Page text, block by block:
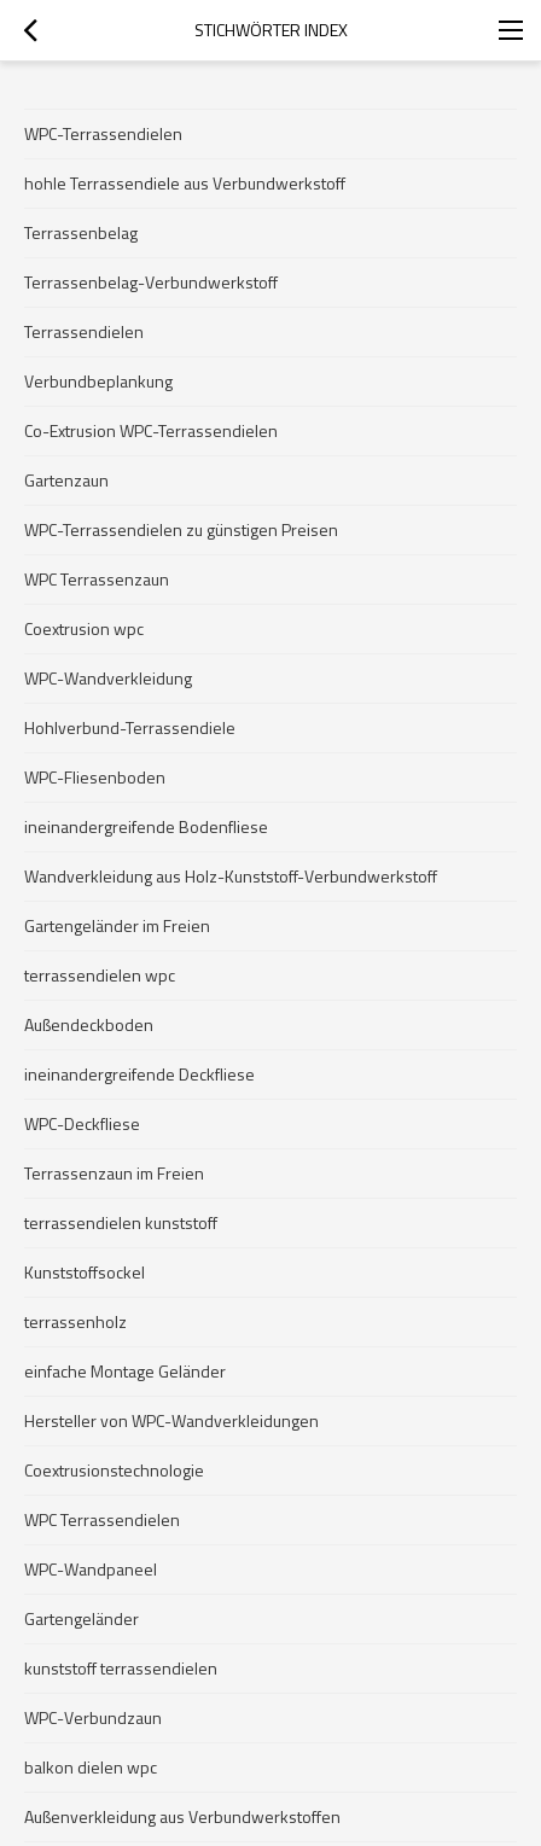
STICHWÖRTER INDEX
WPC-Terrassendielen
hohle Terrassendiele aus Verbundwerkstoff
Terrassenbelag
Terrassenbelag-Verbundwerkstoff
Terrassendielen
Verbundbeplankung
Co-Extrusion WPC-Terrassendielen
Gartenzaun
WPC-Terrassendielen zu günstigen Preisen
WPC Terrassenzaun
Coextrusion wpc
WPC-Wandverkleidung
Hohlverbund-Terrassendiele
WPC-Fliesenboden
ineinandergreifende Bodenfliese
Wandverkleidung aus Holz-Kunststoff-Verbundwerkstoff
Gartengeländer im Freien
terrassendielen wpc
Außendeckboden
ineinandergreifende Deckfliese
WPC-Deckfliese
Terrassenzaun im Freien
terrassendielen kunststoff
Kunststoffsockel
terrassenholz
einfache Montage Geländer
Hersteller von WPC-Wandverkleidungen
Coextrusionstechnologie
WPC Terrassendielen
WPC-Wandpaneel
Gartengeländer
kunststoff terrassendielen
WPC-Verbundzaun
balkon dielen wpc
Außenverkleidung aus Verbundwerkstoffen